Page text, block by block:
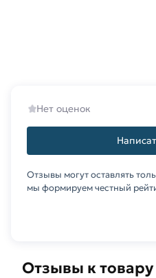
Отзывы к товару
Нет оценок
Отзывы могут оставлять
мы формируем честный